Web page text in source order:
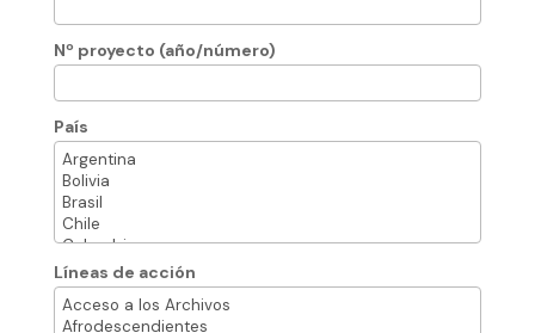
Nº proyecto (año/número)
País
Líneas de acción